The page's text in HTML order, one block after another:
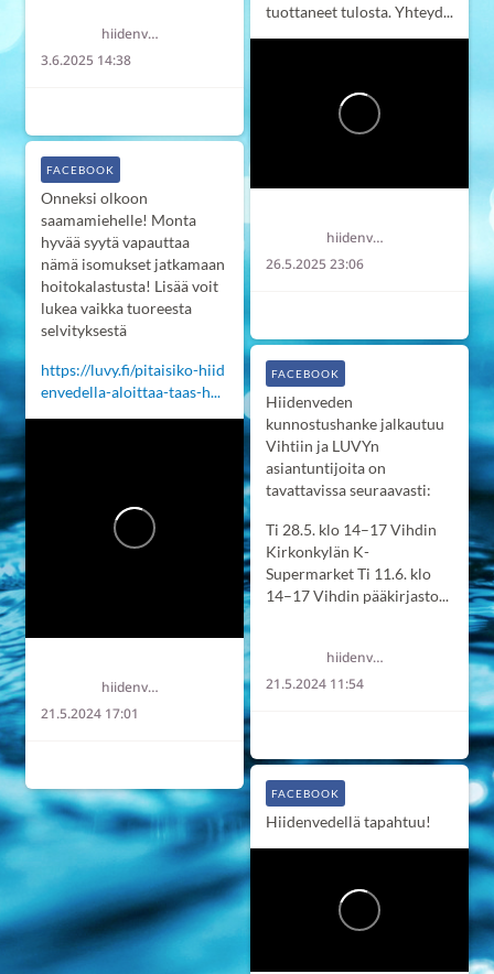
hiidenvesi
3.6.2025 14:38
tuottaneet tulosta.Yhteyd...
hiidenvesi
26.5.2025 23:06
Onneksi olkoon
saamamiehelle! Monta
hyvää syytä vapauttaa
nämä isomukset jatkamaan
hoitokalastusta! Lisää voit
lukea vaikka tuoreesta
selvityksestä
https://luvy.fi/pitaisiko-hiid
envedella-aloittaa-taas-h...
hiidenvesi
21.5.2024 17:01
FACEBOOK
Hiidenveden
kunnostushanke jalkautuu
Vihtiin ja LUVYn
asiantuntijoita on
tavattavissa seuraavasti:
Ti 28.5. klo 14–17 Vihdin
Kirkonkylän K-
SupermarketTi 11.6. klo
14–17 Vihdin pääkirjasto...
hiidenvesi
21.5.2024 11:54
FACEBOOK
Hiidenvedellä tapahtuu!
FACEBOOK